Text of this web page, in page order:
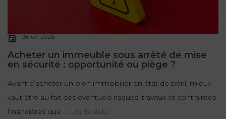
06-07-2026
Acheter un immeuble sous arrêté de mise
en sécurité : opportunité ou piège ?
Avant d’acheter un bien immobilier en état de péril, mieux
vaut être au fait des éventuels risques, travaux et contraintes
financières que ... Lire la suite